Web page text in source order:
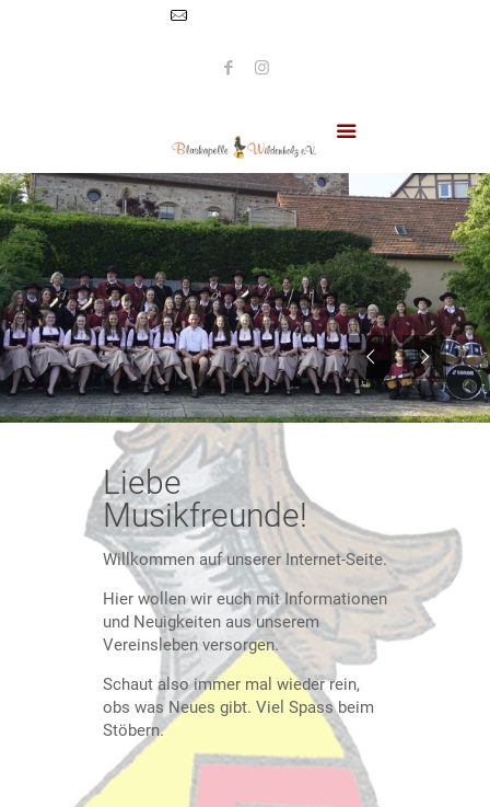
Liebe
Musikfreunde!
Willkommen auf unserer Internet-Seite.
Hier wollen wir euch mit Informationen
und Neuigkeiten aus unserem
Vereinsleben versorgen.
Schaut also immer mal wieder rein,
obs was Neues gibt. Viel Spass beim
Stöbern.